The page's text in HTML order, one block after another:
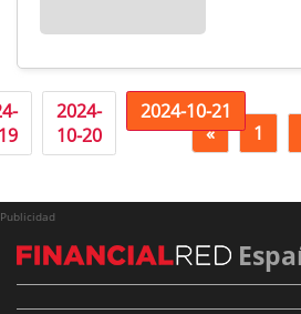
2024-
10-20
2024-10-21
«
1
Publicidad